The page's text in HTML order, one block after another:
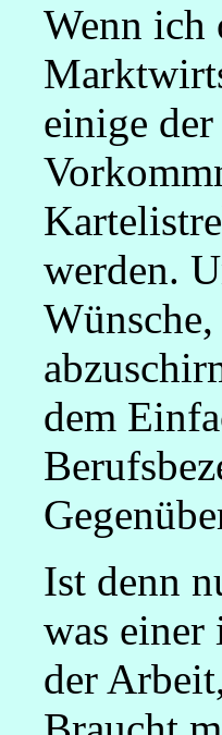
Wenn ich
einige
werden.
dem
Ist denn
was einer
der